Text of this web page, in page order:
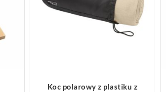
Koc polarowy z plastiku z